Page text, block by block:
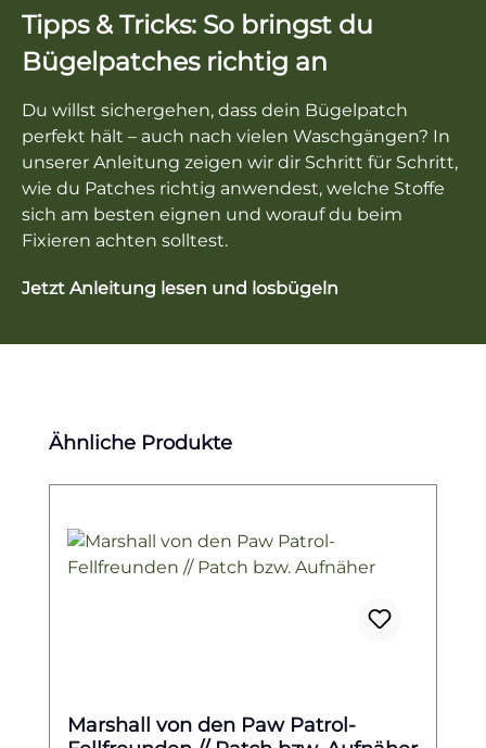
Tipps & Tricks: So bringst du
Bügelpatches richtig an
Du willst sichergehen, dass dein Bügelpatch
perfekt hält – auch nach vielen Waschgängen? In
unserer Anleitung zeigen wir dir Schritt für Schritt,
wie du Patches richtig anwendest, welche Stoffe
sich am besten eignen und worauf du beim
Fixieren achten solltest.
Jetzt Anleitung lesen und losbügeln
Produktgalerie überspringen
Ähnliche Produkte
Marshall von den Paw Patrol-